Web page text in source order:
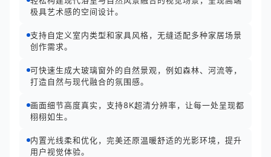
极具艺术感的空间设计。
支持自定义室内类型和家具风格，无缝适配多种家居场景
创作需求。
可快速生成大玻璃窗外的自然景观，例如森林、河流等，
打造自然与现代融合的氛围感。
画面细节高度真实，支持8K超清分辨率，让每一处呈现都
栩栩如生。
内置光线柔和优化，完美还原温暖舒适的光影环境，提升
用户视觉体验。